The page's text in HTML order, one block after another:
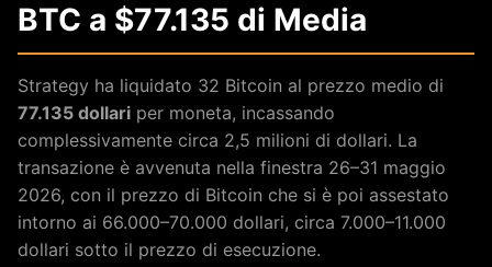
BTC a $77.135 di Media
Strategy ha liquidato 32 Bitcoin al prezzo medio di
77.135 dollari per moneta, incassando
complessivamente circa 2,5 milioni di dollari. La
transazione è avvenuta nella finestra 26–31 maggio
2026, con il prezzo di Bitcoin che si è poi assestato
intorno ai 66.000–70.000 dollari, circa 7.000–11.000
dollari sotto il prezzo di esecuzione.